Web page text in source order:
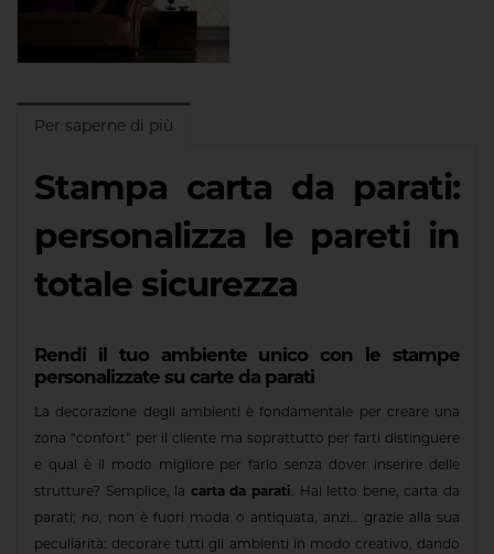
Per saperne di più
Stampa carta da parati:
personalizza le pareti in
totale sicurezza
Rendi il tuo ambiente unico con le stampe
personalizzate su carte da parati
La decorazione degli ambienti è fondamentale per creare una
zona “confort” per il cliente ma soprattutto per farti distinguere
e qual è il modo migliore per farlo senza dover inserire delle
strutture? Semplice, la carta da parati. Hai letto bene, carta da
parati; no, non è fuori moda o antiquata, anzi… grazie alla sua
peculiarità: decorare tutti gli ambienti in modo creativo, dando